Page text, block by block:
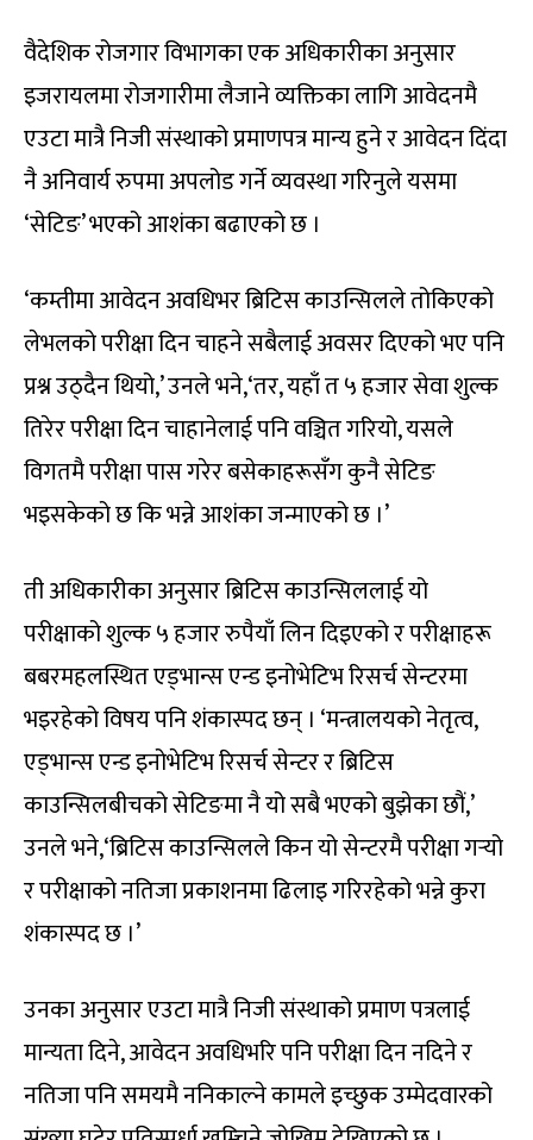
वैदेशिक रोजगार विभागका एक अधिकारीका अनुसार
इजरायलमा रोजगारीमा लैजाने व्यक्तिका लागि आवेदनमै
एउटा मात्रै निजी संस्थाको प्रमाणपत्र मान्य हुने र आवेदन दिंदा
नै अनिवार्य रुपमा अपलोड गर्ने व्यवस्था गरिनुले यसमा
‘सेटिङ’ भएको आशंका बढाएको छ ।
‘कम्तीमा आवेदन अवधिभर ब्रिटिस काउन्सिलले तोकिएको
लेभलको परीक्षा दिन चाहने सबैलाई अवसर दिएको भए पनि
प्रश्न उठ्दैन थियो,’ उनले भने,‘तर, यहाँ त ५ हजार सेवा शुल्क
तिरेर परीक्षा दिन चाहानेलाई पनि वञ्चित गरियो, यसले
विगतमै परीक्षा पास गरेर बसेकाहरूसँग कुनै सेटिङ
भइसकेको छ कि भन्ने आशंका जन्माएको छ ।’
ती अधिकारीका अनुसार ब्रिटिस काउन्सिललाई यो
परीक्षाको शुल्क ५ हजार रुपैयाँ लिन दिइएको र परीक्षाहरू
बबरमहलस्थित एड्भान्स एन्ड इनोभेटिभ रिसर्च सेन्टरमा
भइरहेको विषय पनि शंकास्पद छन् । ‘मन्त्रालयको नेतृत्व,
एड्भान्स एन्ड इनोभेटिभ रिसर्च सेन्टर र ब्रिटिस
काउन्सिलबीचको सेटिङमा नै यो सबै भएको बुझेका छौं,’
उनले भने,‘ब्रिटिस काउन्सिलले किन यो सेन्टरमै परीक्षा गर्‍यो
र परीक्षाको नतिजा प्रकाशनमा ढिलाइ गरिरहेको भन्ने कुरा
शंकास्पद छ ।’
उनका अनुसार एउटा मात्रै निजी संस्थाको प्रमाण पत्रलाई
मान्यता दिने, आवेदन अवधिभरि पनि परीक्षा दिन नदिने र
नतिजा पनि समयमै ननिकाल्ने कामले इच्छुक उम्मेदवारको